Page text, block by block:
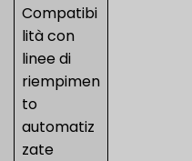
Compatibi
lità con
linee di
riempimen
to
automatiz
zate